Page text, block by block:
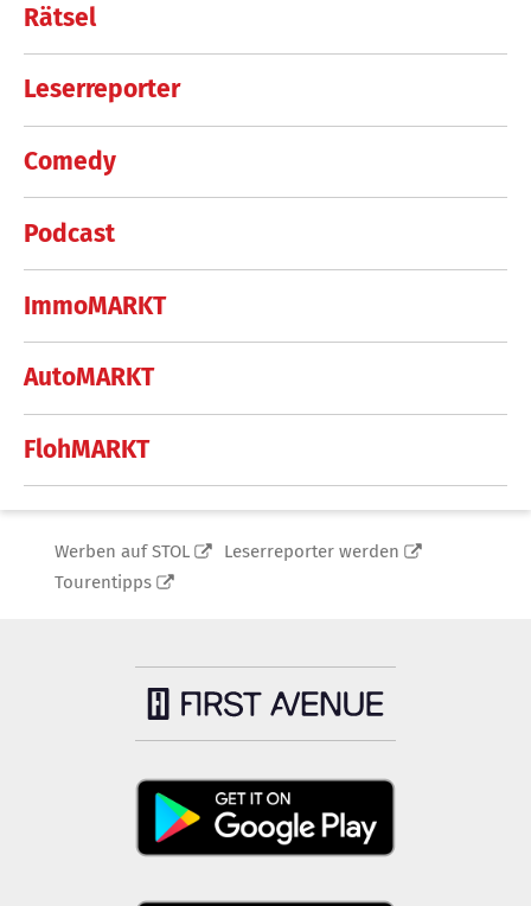
Rätsel
Leserreporter
Comedy
Podcast
ImmoMARKT
AutoMARKT
FlohMARKT
Werben auf STOL
Leserreporter werden
Tourentipps